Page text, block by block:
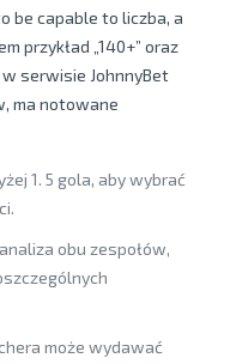
be capable to liczba, a
przykład „140+” oraz
w serwisie JohnnyBet
ma notowane
1. 5 gola, aby wybrać
obu zespołów,
może wydawać